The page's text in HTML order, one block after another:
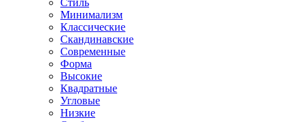
Стиль
Минимализм
Классические
Скандинавские
Современные
Форма
Высокие
Квадратные
Угловые
Низкие